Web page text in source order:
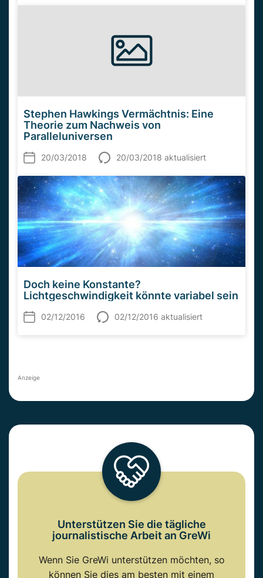
Stephen Hawkings Vermächtnis: Eine
Theorie zum Nachweis von
Paralleluniversen
20/03/2018 20/03/2018 aktualisiert
Doch keine Konstante?
Lichtgeschwindigkeit könnte variabel sein
02/12/2016 02/12/2016 aktualisiert
Anzeige
Unterstützen Sie die tägliche
journalistische Arbeit an GreWi
Wenn Sie GreWi unterstützen möchten, so
können Sie dies am besten mit einem